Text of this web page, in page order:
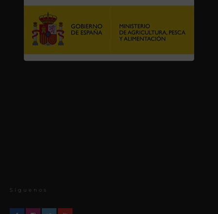
Síguenos